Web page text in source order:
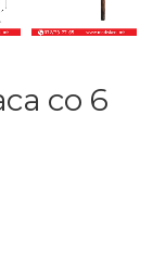
со 6